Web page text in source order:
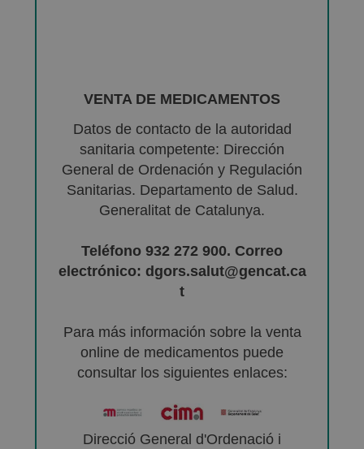
VENTA DE MEDICAMENTOS
Datos de contacto de la autoridad
sanitaria competente: Dirección
General de Ordenación y Regulación
Sanitarias. Departamento de Salud.
Generalitat de Catalunya.
Teléfono 932 272 900. Correo
electrónico: dgors.salut@gencat.ca
t
Para más información sobre la venta
online de medicamentos puede
consultar los siguientes enlaces:
Direcció General d'Ordenació i